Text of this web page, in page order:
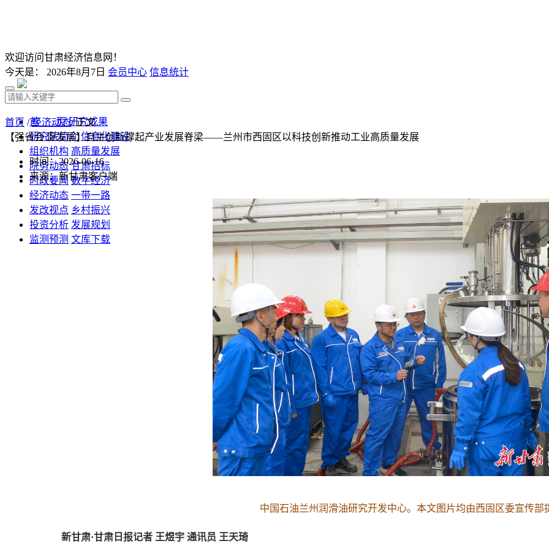
欢迎访问甘肃经济信息网！
今天是： 2026年8月7日 会员中心 信息统计
首 页 研究成果
研究院简介 信息化建设
组织机构 高质量发展
院务动态 甘肃招标
时政要闻 数字经济
经济动态 一带一路
发改视点 乡村振兴
投资分析 发展规划
监测预测 文库下载
首页 /经济动态/ 正文
【强省会 促发展】自主创新撑起产业发展脊梁——兰州市西固区以科技创新推动工业高质量发展
时间：2026-06-16
来源：新甘肃客户端
中国石油兰州润滑油研究开发中心。本文图片均由西固区委宣传部
新甘肃·甘肃日报记者 王煜宇 通讯员 王天琦